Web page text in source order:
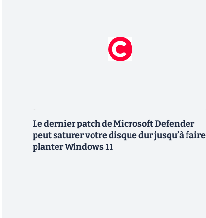
Le dernier patch de Microsoft Defender
peut saturer votre disque dur jusqu’à faire
planter Windows 11